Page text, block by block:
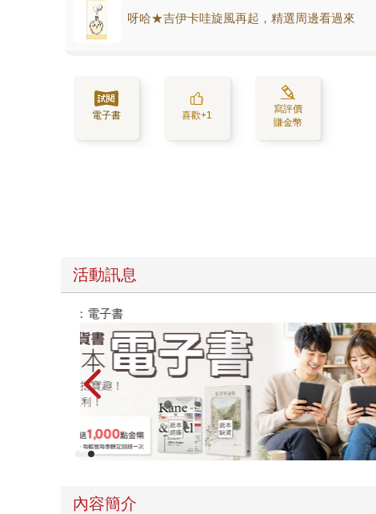
呀哈★吉伊卡哇旋風再起，精選周邊看過來
電子書 喜歡+1
寫評價
賺金幣
活動訊息
時報經典展69折起
內容簡介